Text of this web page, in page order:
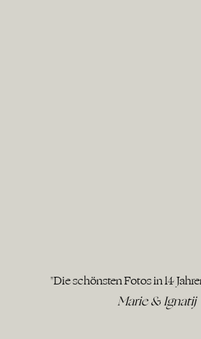
"Die schönsten Fotos in 14
Marie & Ignatij